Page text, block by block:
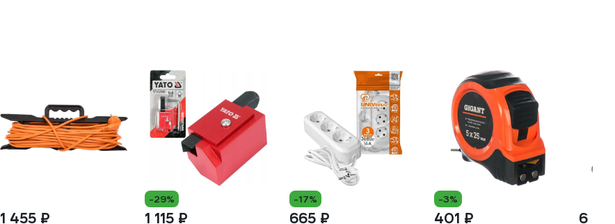
1 455 ₽
-29%
1 115 ₽
-17%
665 ₽
-3%
401 ₽ 6